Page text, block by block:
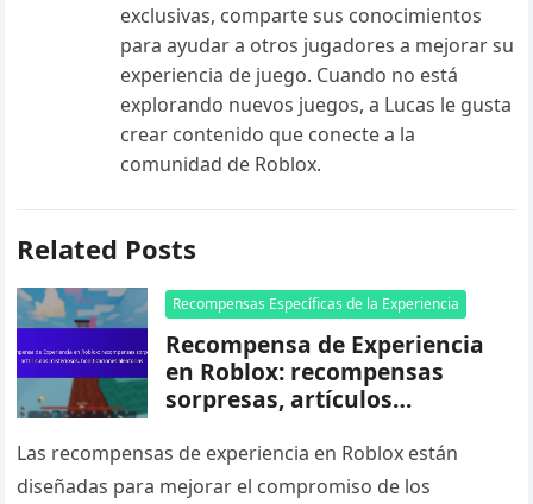
exclusivas, comparte sus conocimientos
para ayudar a otros jugadores a mejorar su
experiencia de juego. Cuando no está
explorando nuevos juegos, a Lucas le gusta
crear contenido que conecte a la
comunidad de Roblox.
Related Posts
Recompensas Específicas de la Experiencia
Recompensa de Experiencia
en Roblox: recompensas
sorpresas, artículos
aleatorias
Las recompensas de experiencia en Roblox están
diseñadas para mejorar el compromiso de los